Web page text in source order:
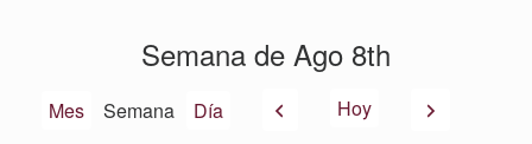
Semana de Ago 8th
Mes Semana Día AnteriorHoy Siguiente